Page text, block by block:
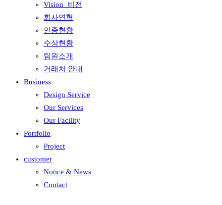
Vision_비전
회사연혁
인증현황
수상현황
팀원소개
거래처 안내
Business
Design Service
Our Services
Our Facility
Portfolio
Project
customer
Notice & News
Contact